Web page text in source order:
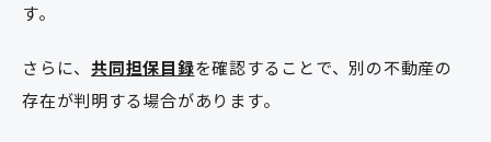
す。
さらに、 共同担保目録を確認することで、別の不動産の
存在が判明する場合があります。